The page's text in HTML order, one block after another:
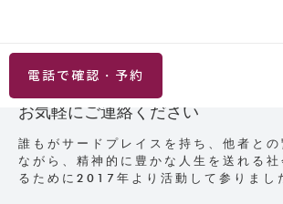
電話で確認・予約
お気軽にご連絡ください
誰もがサードプレイスを持ち、他者との
ながら、精神的に豊かな人生を送れる
るために2017年より活動して参りまし